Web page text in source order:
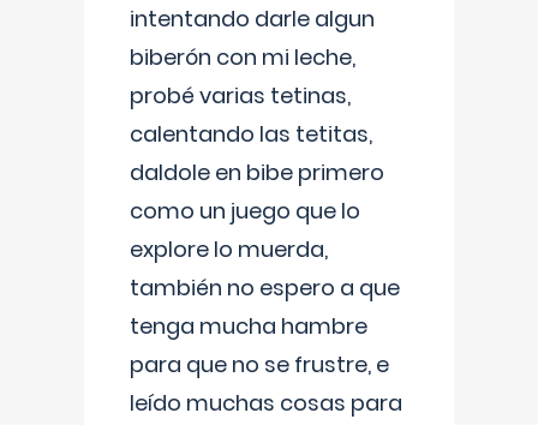
intentando darle algun
biberón con mi leche,
probé varias tetinas,
calentando las tetitas,
daldole en bibe primero
como un juego que lo
explore lo muerda,
también no espero a que
tenga mucha hambre
para que no se frustre, e
leído muchas cosas para